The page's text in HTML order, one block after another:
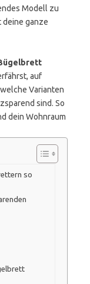
Modell zu
deine ganze
auf
Varianten
sind. So
dein Wohnraum
so